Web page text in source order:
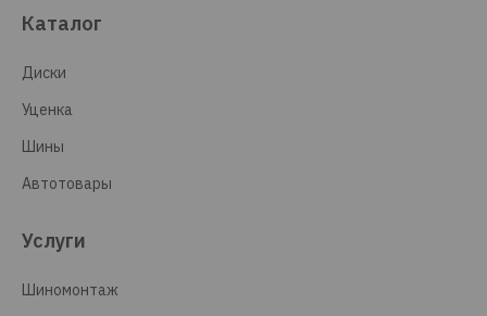
Каталог
Диски
Уценка
Шины
Автотовары
Услуги
Шиномонтаж